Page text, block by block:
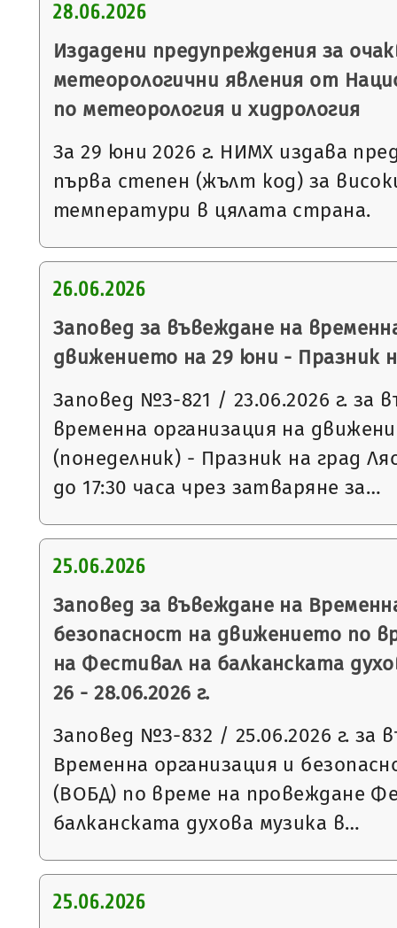
28.06.2026
Издадени предупреждения за
метеорологични явления от
по метеорология и хидрология
За 29 юни 2026 г. НИМХ издава
първа степен (жълт код) за
температури в цялата страна.
26.06.2026
Заповед за въвеждане на
движението на 29 юни - Празник
Заповед №З-821 / 23.06.2026 г. за
временна организация на
(понеделник) - Празник на град
до 17:30 часа чрез затваряне за…
25.06.2026
Заповед за въвеждане на
безопасност на движението по
на Фестивал на балканската
26 - 28.06.2026 г.
Заповед №З-832 / 25.06.2026 г. за
Временна организация и
(ВОБД) по време на провеждане
балканската духова музика в…
25.06.2026